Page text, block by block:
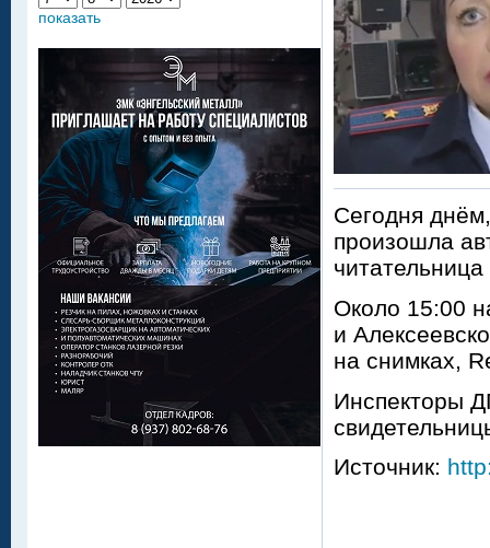
Сегодня
произошла
Около 15:00
и
на снимках,
Инспекторы
Источник:
показать